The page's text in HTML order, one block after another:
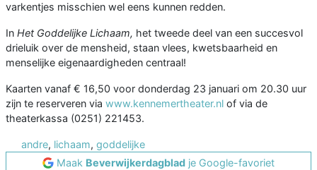
varkentjes misschien wel eens kunnen redden.
In Het Goddelijke Lichaam, het tweede deel van een succesvol
drieluik over de mensheid, staan vlees, kwetsbaarheid en
menselijke eigenaardigheden centraal!
Kaarten vanaf € 16,50 voor donderdag 23 januari om 20.30 uur
zijn te reserveren via www.kennemertheater.nl of via de
theaterkassa (0251) 221453.
andre, lichaam, goddelijke
Maak Beverwijkerdagblad je Google-favoriet